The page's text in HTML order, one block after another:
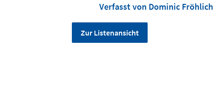
Verfasst von Dominic Fröhlich
Zur Listenansicht